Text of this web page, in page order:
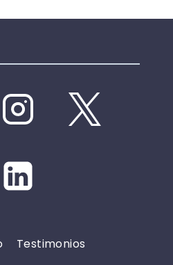
Testimonios